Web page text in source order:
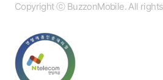
Copyright ⓒ BuzzonMobile. All